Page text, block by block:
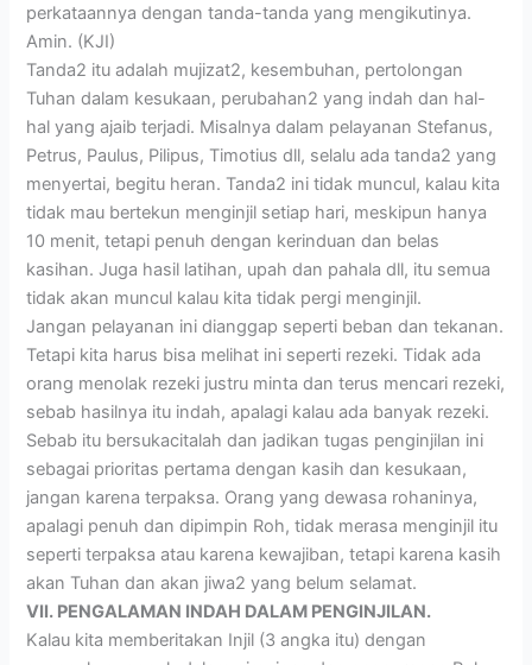
perkataannya dengan tanda-tanda yang mengikutinya.
Amin. (KJI)
Tanda2 itu adalah mujizat2, kesembuhan, pertolongan
Tuhan dalam kesukaan, perubahan2 yang indah dan hal-
hal yang ajaib terjadi. Misalnya dalam pelayanan Stefanus,
Petrus, Paulus, Pilipus, Timotius dll, selalu ada tanda2 yang
menyertai, begitu heran. Tanda2 ini tidak muncul, kalau kita
tidak mau bertekun menginjil setiap hari, meskipun hanya
10 menit, tetapi penuh dengan kerinduan dan belas
kasihan. Juga hasil latihan, upah dan pahala dll, itu semua
tidak akan muncul kalau kita tidak pergi menginjil.
Jangan pelayanan ini dianggap seperti beban dan tekanan.
Tetapi kita harus bisa melihat ini seperti rezeki. Tidak ada
orang menolak rezeki justru minta dan terus mencari rezeki,
sebab hasilnya itu indah, apalagi kalau ada banyak rezeki.
Sebab itu bersukacitalah dan jadikan tugas penginjilan ini
sebagai prioritas pertama dengan kasih dan kesukaan,
jangan karena terpaksa. Orang yang dewasa rohaninya,
apalagi penuh dan dipimpin Roh, tidak merasa menginjil itu
seperti terpaksa atau karena kewajiban, tetapi karena kasih
akan Tuhan dan akan jiwa2 yang belum selamat.
VII. PENGALAMAN INDAH DALAM PENGINJILAN.
Kalau kita memberitakan Injil (3 angka itu) dengan